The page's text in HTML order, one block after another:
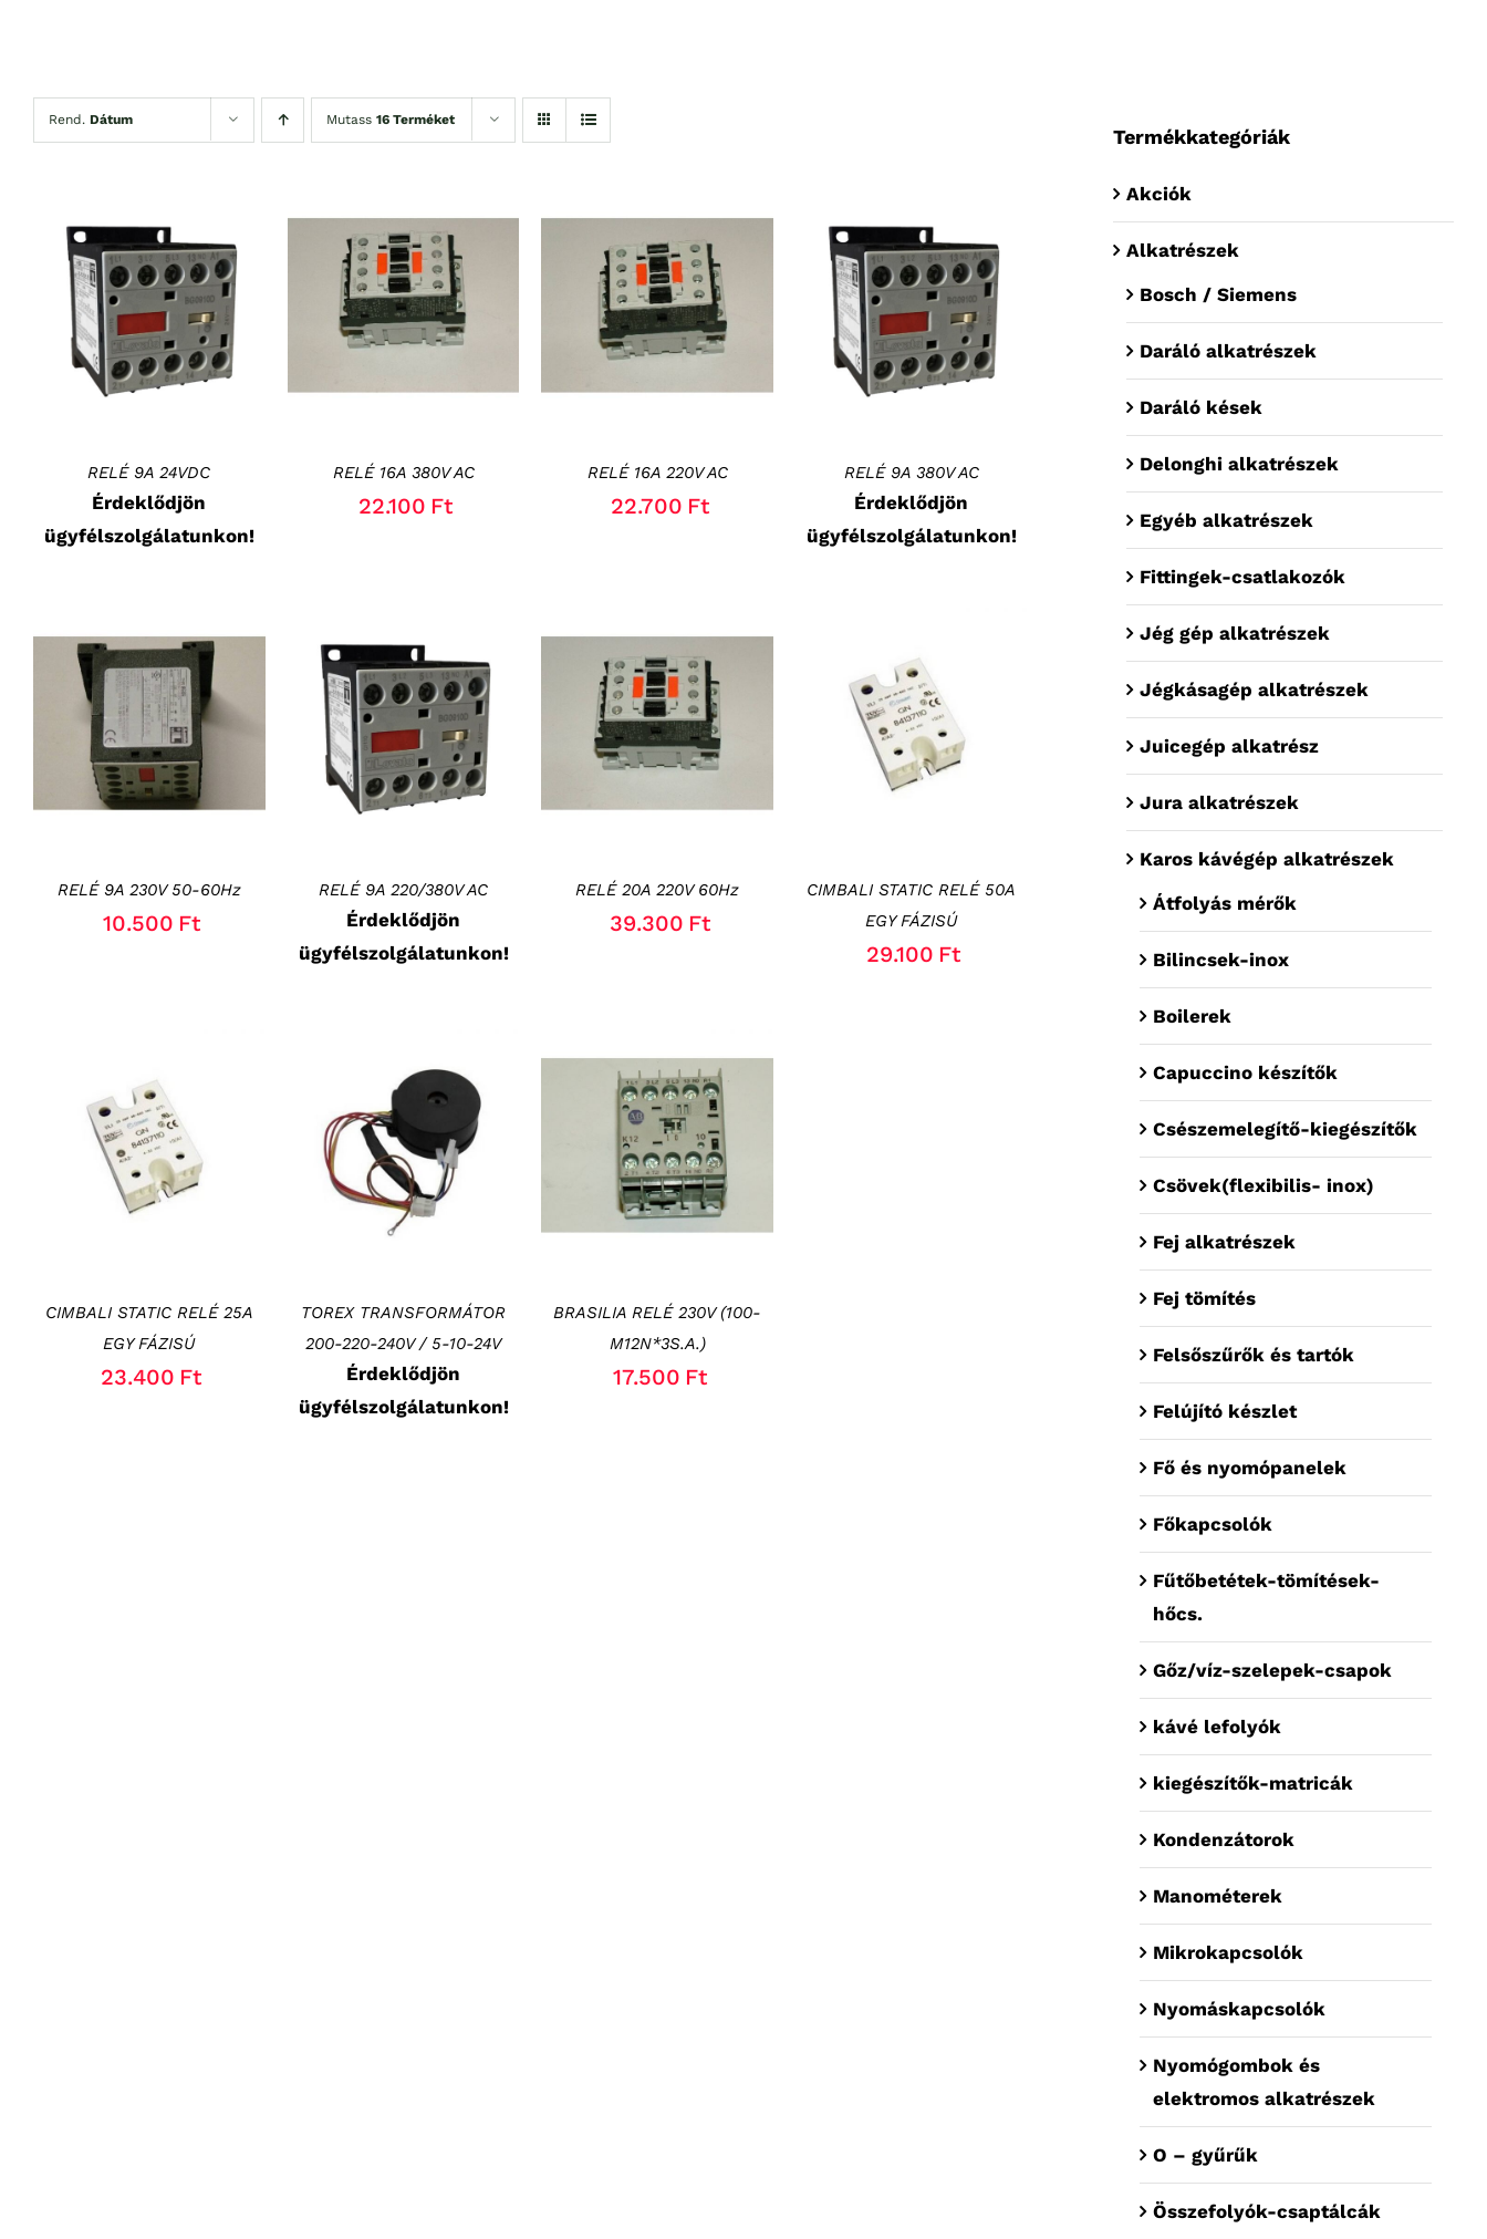
Rend. Dátum Mutass 16 Terméket
RÉSZLETEK
RELÉ 9A 24VDC
Érdeklődjön
ügyfélszolgálatunkon!
KOSÁRBA TESZEM
RÉSZLETEK
RELÉ 16A 380V AC
22.100 Ft
KOSÁRBA TESZEM
RÉSZLETEK
RELÉ 16A 220V AC
22.700 Ft
RÉSZLETEK
RELÉ 9A 380V AC
Érdeklődjön
ügyfélszolgálatunkon!
KOSÁRBA TESZEM
RÉSZLETEK
RELÉ 9A 230V 50-60Hz
10.500 Ft
RÉSZLETEK
RELÉ 9A 220/380V AC
Érdeklődjön
ügyfélszolgálatunkon!
KOSÁRBA TESZEM
RÉSZLETEK
RELÉ 20A 220V 60Hz
39.300 Ft
KOSÁRBA TESZEM
RÉSZLETEK
CIMBALI STATIC RELÉ 50A
EGY FÁZISÚ
29.100 Ft
KOSÁRBA TESZEM
RÉSZLETEK
CIMBALI STATIC RELÉ 25A
EGY FÁZISÚ
23.400 Ft
RÉSZLETEK
TOREX TRANSFORMÁTOR
200-220-240V / 5-10-24V
Érdeklődjön
ügyfélszolgálatunkon!
KOSÁRBA TESZEM
RÉSZLETEK
BRASILIA RELÉ 230V (100-
M12N*3S.A.)
17.500 Ft
Termékkategóriák
Akciók
Alkatrészek
Bosch / Siemens
Daráló alkatrészek
Daráló kések
Delonghi alkatrészek
Egyéb alkatrészek
Fittingek-csatlakozók
Jég gép alkatrészek
Jégkásagép alkatrészek
Juicegép alkatrész
Jura alkatrészek
Karos kávégép alkatrészek
Átfolyás mérők
Bilincsek-inox
Boilerek
Capuccino készítők
Csészemelegítő-kiegészítők
Csövek(flexibilis- inox)
Fej alkatrészek
Fej tömítés
Felsőszűrők és tartók
Felújító készlet
Fő és nyomópanelek
Főkapcsolók
Fűtőbetétek-tömítések-
hőcs.
Gőz/víz-szelepek-csapok
kávé lefolyók
kiegészítők-matricák
Kondenzátorok
Manométerek
Mikrokapcsolók
Nyomáskapcsolók
Nyomógombok és
elektromos alkatrészek
O – gyűrűk
Összefolyók-csaptálcák